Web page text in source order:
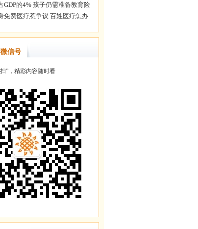
信号
”，精彩内容随时看